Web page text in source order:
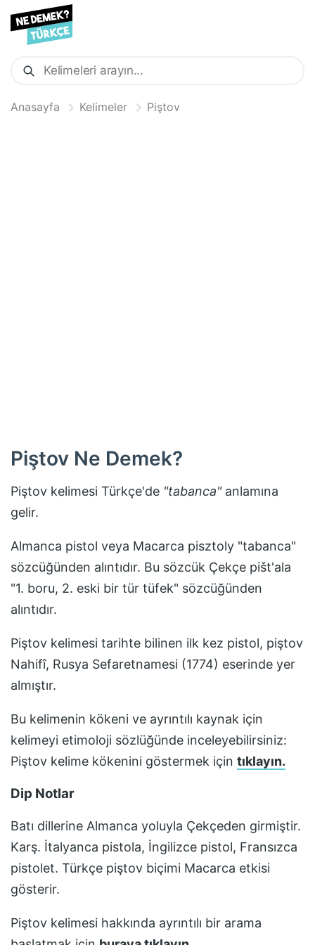
Anasayfa Kelimeler Piştov
Piştov Ne Demek?
Piştov kelimesi Türkçe'de "tabanca"anlamına
gelir.
Almanca pistol veya Macarca pisztoly "tabanca"
sözcüğünden alıntıdır. Bu sözcük Çekçe pišt'ala
"1. boru, 2. eski bir tür tüfek" sözcüğünden
alıntıdır.
Piştov kelimesi tarihte bilinen ilk kez pistol, piştov
Nahifî, Rusya Sefaretnamesi (1774) eserinde yer
almıştır.
Bu kelimenin kökeni ve ayrıntılı kaynak için
kelimeyi etimoloji sözlüğünde inceleyebilirsiniz:
Piştov kelime kökenini göstermek için tıklayın.
Dip Notlar
Batı dillerine Almanca yoluyla Çekçeden girmiştir.
Karş. İtalyanca pistola, İngilizce pistol, Fransızca
pistolet. Türkçe piştov biçimi Macarca etkisi
gösterir.
Piştov kelimesi hakkında ayrıntılı bir arama